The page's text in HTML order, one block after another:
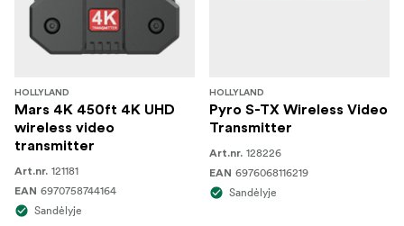
HOLLYLAND
Mars 4K 450ft 4K UHD
wireless video
transmitter
Art.nr. 121181
EAN 6970758744164
Sandėlyje
HOLLYLAND
Pyro S-TX Wireless Video
Transmitter
Art.nr. 128226
EAN 6976068116219
Sandėlyje